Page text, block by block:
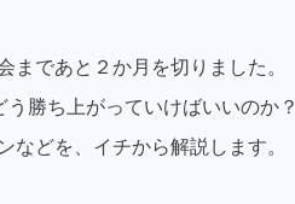
まであと２か月を切りました。
勝ち上がっていけばいいのか？
などを、イチから解説します。